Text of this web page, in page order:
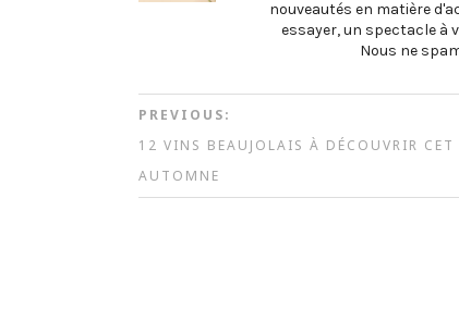
nouveautés en matière
essayer, un spectacle à
Nous ne
PREVIOUS:
12 VINS BEAUJOLAIS À DÉCOUVRIR CET
AUTOMNE